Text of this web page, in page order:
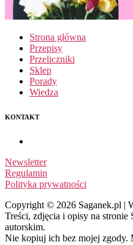
Strona główna
Przepisy
Przeliczniki
Sklep
Porady
Wiedza
KONTAKT
Newsletter
Regulamin
Polityka prywatności
Copyright © 2026 Saganek.pl |
Treści, zdjęcia i opisy na stronie
autorskim.
Nie kopiuj ich bez mojej zgody.